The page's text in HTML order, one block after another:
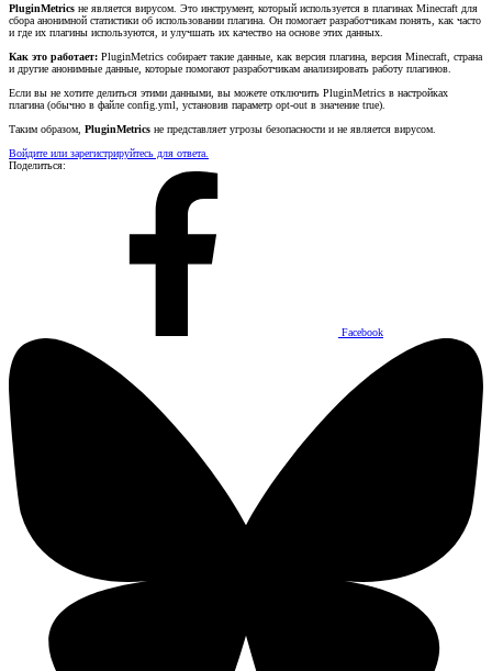
PluginMetrics не является вирусом. Это инструмент, который используется в плагинах Minecraft для
сбора анонимной статистики об использовании плагина. Он помогает разработчикам понять, как часто
и где их плагины используются, и улучшать их качество на основе этих данных.
Как это работает: PluginMetrics собирает такие данные, как версия плагина, версия Minecraft, страна
и другие анонимные данные, которые помогают разработчикам анализировать работу плагинов.
Если вы не хотите делиться этими данными, вы можете отключить PluginMetrics в настройках
плагина (обычно в файле config.yml, установив параметр opt-out в значение true).
Таким образом, PluginMetrics не представляет угрозы безопасности и не является вирусом.
Войдите или зарегистрируйтесь для ответа.
Поделиться:
Facebook